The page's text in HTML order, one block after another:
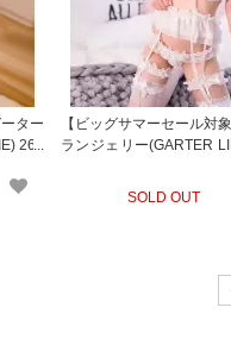
ター
267
【ビッグサマーセール対
ランジェリー(GARTER
SOLD OUT